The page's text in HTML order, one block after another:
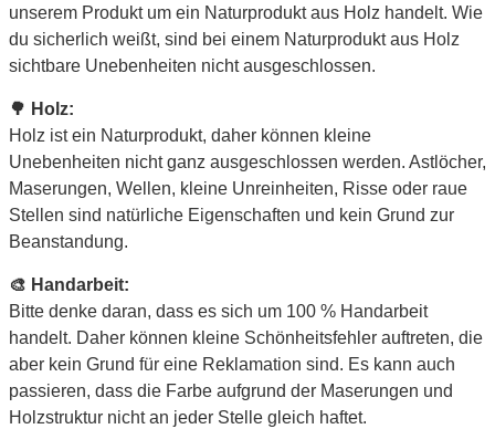
unserem Produkt um ein Naturprodukt aus Holz handelt. Wie
du sicherlich weißt, sind bei einem Naturprodukt aus Holz
sichtbare Unebenheiten nicht ausgeschlossen.
🌳 Holz:
Holz ist ein Naturprodukt, daher können kleine
Unebenheiten nicht ganz ausgeschlossen werden. Astlöcher,
Maserungen, Wellen, kleine Unreinheiten, Risse oder raue
Stellen sind natürliche Eigenschaften und kein Grund zur
Beanstandung.
🎨 Handarbeit:
Bitte denke daran, dass es sich um 100 % Handarbeit
handelt. Daher können kleine Schönheitsfehler auftreten, die
aber kein Grund für eine Reklamation sind. Es kann auch
passieren, dass die Farbe aufgrund der Maserungen und
Holzstruktur nicht an jeder Stelle gleich haftet.